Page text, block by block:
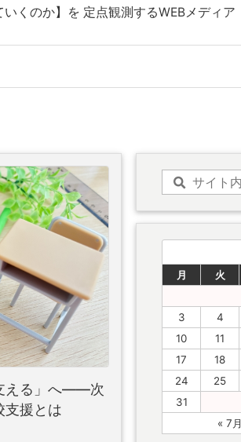
くのか】を 定点観測するWEBメディア
える」へ――次
支援とは
月
火
3
4
10
11
17
18
24
25
31
« 7月